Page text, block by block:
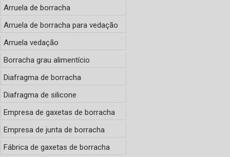
Arruela de borracha
Arruela de borracha para vedação
Arruela vedação
Borracha grau alimentício
Diafragma de borracha
Diafragma de silicone
Empresa de gaxetas de borracha
Empresa de junta de borracha
Fábrica de gaxetas de borracha